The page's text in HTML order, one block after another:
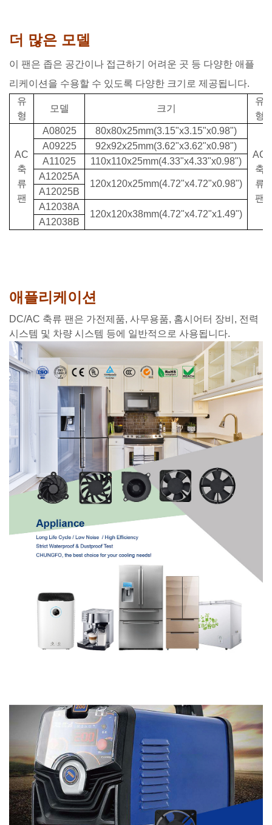
더 많은 모델
이 팬은 좁은 공간이나 접근하기 어려운 곳 등 다양한 애플
리케이션을 수용할 수 있도록 다양한 크기로 제공됩니다.
유
형
모델 크기
유
형
AC
축
류
팬
A08025 80x80x25mm(3.15"x3.15"x0.98")
AC
축
류
팬
A09225
92x92x25mm(3.62"x3.62"x0.98")
A11025
110x110x25mm(4.33"x4.33"x0.98")
A12025A
120x120x25mm(4.72"x4.72"x0.98")
A12025B
A12038A
120x120x38mm(4.72"x4.72"x1.49")
A12038B
애플리케이션
DC/AC 축류 팬은 가전제품, 사무용품, 홈시어터 장비, 전력
시스템 및 차량 시스템 등에 일반적으로 사용됩니다.